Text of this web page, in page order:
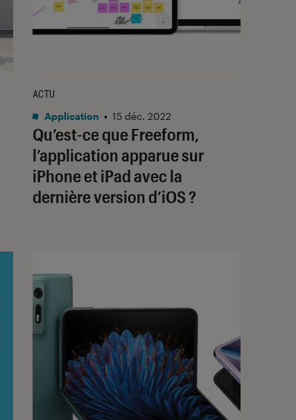
Qu’est-ce que Freeform,
l’application apparue sur
iPhone et iPad avec la
dernière version d’iOS ?
ACTU
Application • 15 déc. 2022